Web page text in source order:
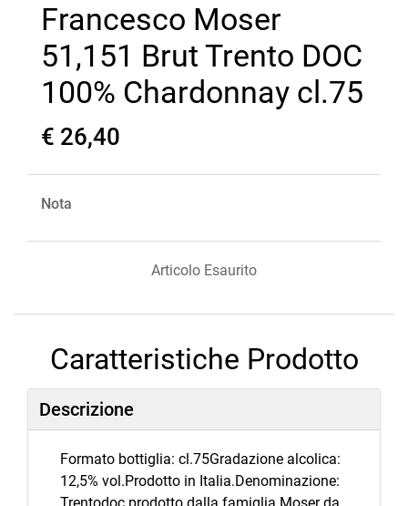
Francesco Moser
51,151 Brut Trento DOC
100% Chardonnay cl.75
€ 26,40
Nota
Articolo Esaurito
Caratteristiche Prodotto
Descrizione
Formato bottiglia: cl.75Gradazione alcolica:
12,5% vol.Prodotto in Italia.Denominazione: